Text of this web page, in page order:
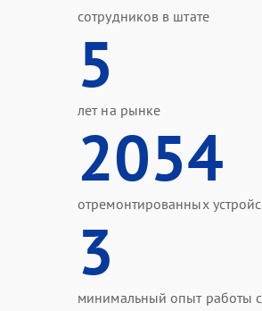
сотрудников в штате
5
лет на рынке
2054
отремонтированных
3
минимальный опыт работы